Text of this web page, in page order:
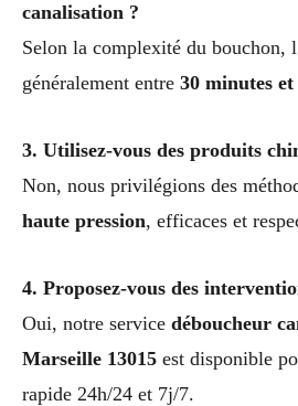
canalisation ?
Selon la complexité du bouchon,
généralement entre 30 minutes et
3. Utilisez-vous des produits
Non, nous privilégions des
haute pression, efficaces et
4. Proposez-vous des
Oui, notre service déboucheur
Marseille 13015 est disponible
rapide 24h/24 et 7j/7.